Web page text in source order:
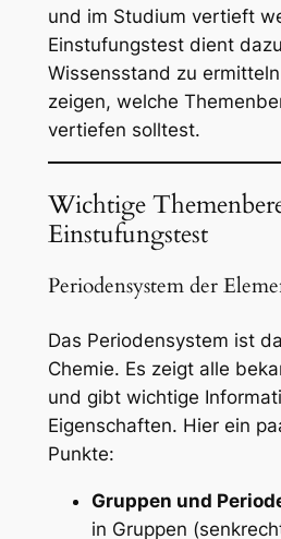
und im Studium vertieft
Einstufungstest dient
Wissensstand zu
zeigen, welche
vertiefen solltest.
Wichtige
Einstufungstest
Periodensystem der
Das Periodensystem ist
Chemie. Es zeigt alle
und gibt wichtige
Eigenschaften. Hier ein
Punkte:
Gruppen und
in Gruppen